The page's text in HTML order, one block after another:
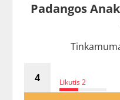
Padangos
Likutis 2